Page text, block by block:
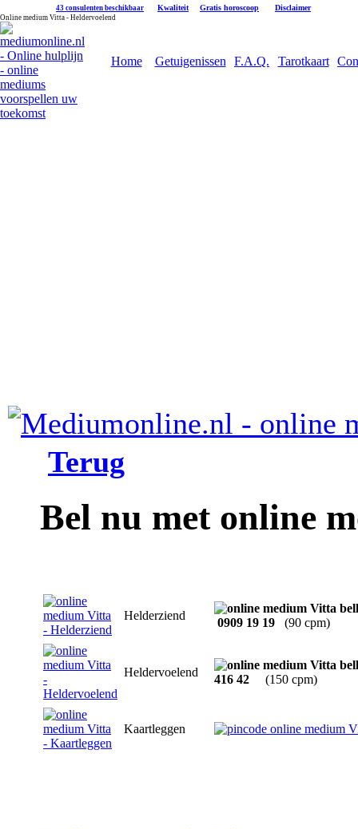
43 consulenten beschikbaar Kwaliteit Gratis horoscoop Disclaimer
Online medium Vitta - Heldervoelend
Home Getuigenissen F.A.Q. Tarotkaart
Terug
Bel nu met online
Helderziend
0909 19 19 (90 cpm)
Heldervoelend
416 42 (150 cpm)
Kaartleggen